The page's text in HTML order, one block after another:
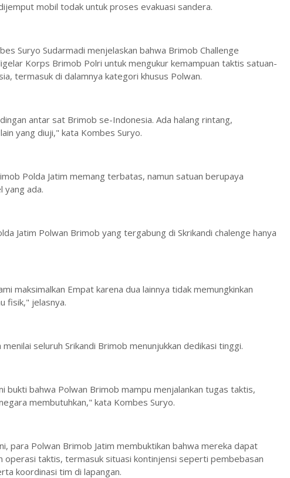
mobil todak untuk proses evakuasi sandera.
Suryo Sudarmadi menjelaskan bahwa Brimob Challenge
Korps Brimob Polri untuk mengukur kemampuan taktis satuan-
termasuk di dalamnya kategori khusus Polwan.
antar sat Brimob se-Indonesia. Ada halang rintang,
yang diuji," kata Kombes Suryo.
Polda Jatim memang terbatas, namun satuan berupaya
yang ada.
Jatim Polwan Brimob yang tergabung di Skrikandi chalenge hanya
maksimalkan Empat karena dua lainnya tidak memungkinkan
fisik," jelasnya.
seluruh Srikandi Brimob menunjukkan dedikasi tinggi.
bukti bahwa Polwan Brimob mampu menjalankan tugas taktis,
membutuhkan," kata Kombes Suryo.
para Polwan Brimob Jatim membuktikan bahwa mereka dapat
operasi taktis, termasuk situasi kontinjensi seperti pembebasan
koordinasi tim di lapangan.